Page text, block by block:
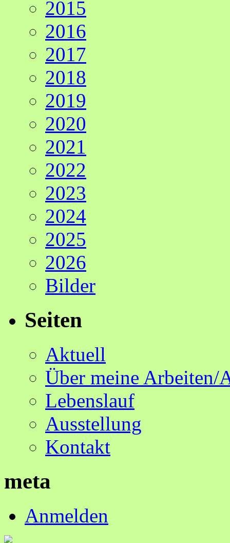
2015
2016
2017
2018
2019
2020
2021
2022
2023
2024
2025
2026
Bilder
Seiten
Aktuell
Über meine Arbeiten/
Lebenslauf
Ausstellung
Kontakt
meta
Anmelden